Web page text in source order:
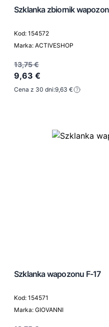
Szklanka zbiornik
Kod: 154572
Marka: ACTIVESHOP
13,75 €
9,63 €
Cena z 30 dni:9,63 €
Szklanka wapozonu F-17
Kod: 154571
Marka: GIOVANNI